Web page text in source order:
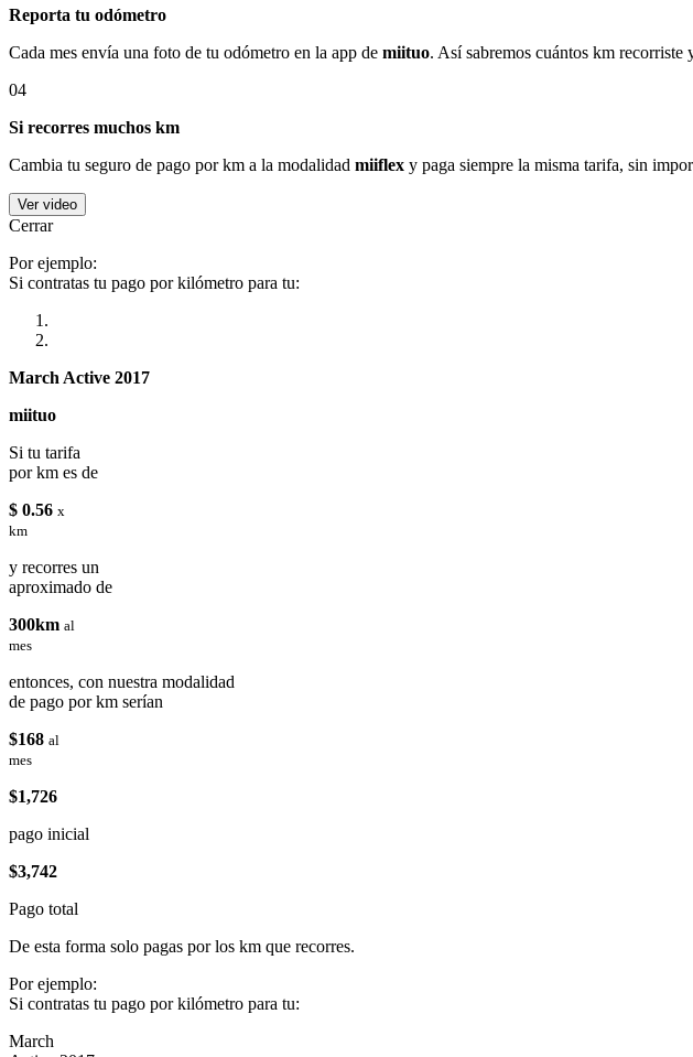
Reporta tu odómetro
Cada mes envía una foto de tu odómetro en la app de miituo. Así sabremos cuántos km recorriste
04
Si recorres muchos km
Cambia tu seguro de pago por km a la modalidad miiflex y paga siempre la misma tarifa, sin
Ver video
Cerrar
Por ejemplo:
Si contratas tu pago por kilómetro para tu:
March Active 2017
miituo
Si tu tarifa
por km es de
$ 0.56 x
km
y recorres un
aproximado de
300km al
mes
entonces, con nuestra modalidad
de pago por km serían
$168 al
mes
$1,726
pago inicial
$3,742
Pago total
De esta forma solo pagas por los km que recorres.
Por ejemplo:
Si contratas tu pago por kilómetro para tu:
March